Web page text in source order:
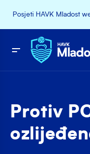
Posjeti HAVK Mladost
Protiv